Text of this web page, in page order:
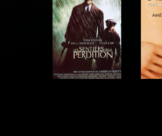
Réalisateur